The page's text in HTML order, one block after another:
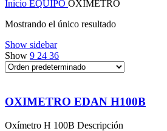
Inicio EQUIPO OXIMETRO
Mostrando el único resultado
Show sidebar
Show 9 24 36
OXIMETRO EDAN H100B
Oxímetro H 100B Descripción